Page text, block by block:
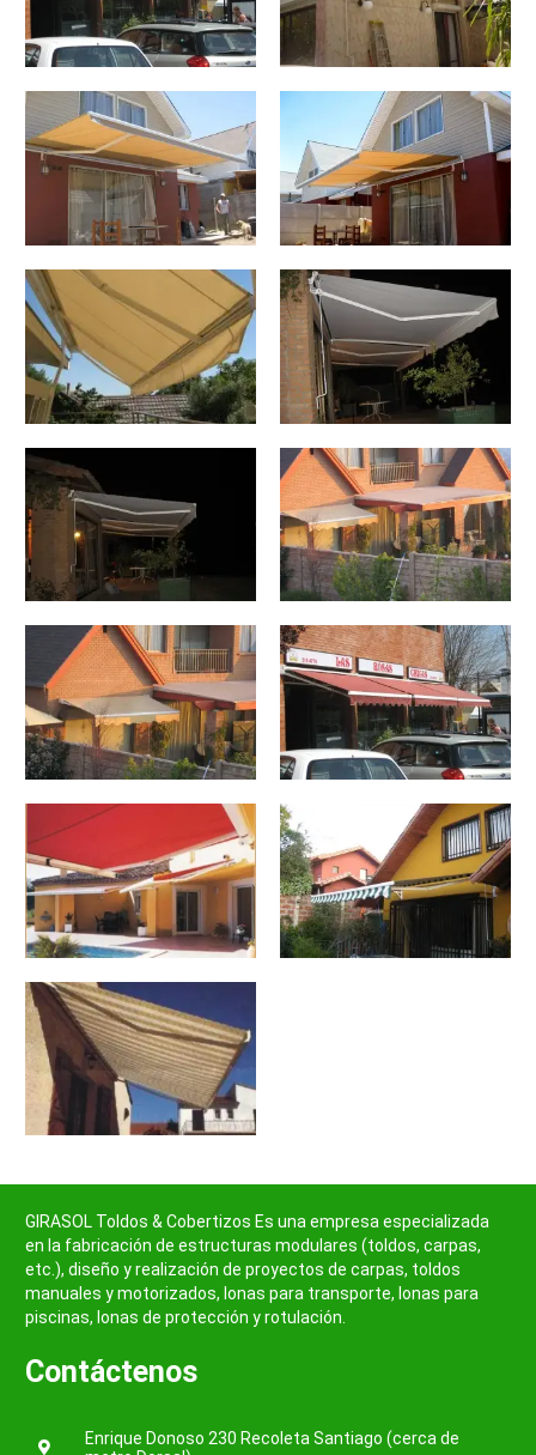
GIRASOL Toldos & Cobertizos Es una empresa especializada
en la fabricación de estructuras modulares (toldos, carpas,
etc.), diseño y realización de proyectos de carpas, toldos
manuales y motorizados, lonas para transporte, lonas para
piscinas, lonas de protección y rotulación.
Contáctenos
Enrique Donoso 230 Recoleta Santiago (cerca de